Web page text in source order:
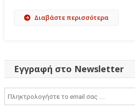
Διαβάστε περισσότερα
Εγγραφή στο Newsletter